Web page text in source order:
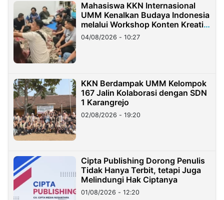
Mahasiswa KKN Internasional
UMM Kenalkan Budaya Indonesia
melalui Workshop Konten Kreatif
di Taiwan
04/08/2026 - 10:27
KKN Berdampak UMM Kelompok
167 Jalin Kolaborasi dengan SDN
1 Karangrejo
02/08/2026 - 19:20
Cipta Publishing Dorong Penulis
Tidak Hanya Terbit, tetapi Juga
Melindungi Hak Ciptanya
01/08/2026 - 12:20